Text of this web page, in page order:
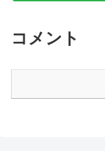
コメント